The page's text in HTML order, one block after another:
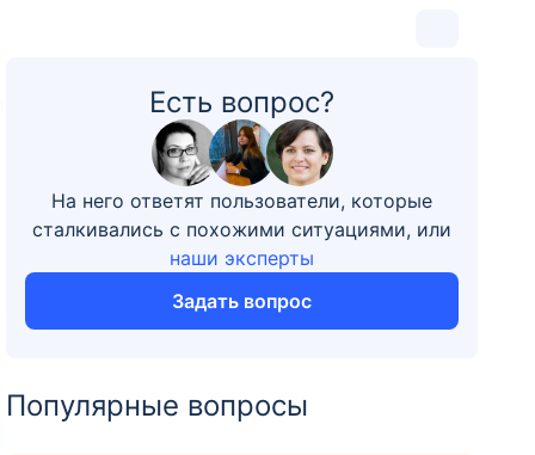
Есть вопрос?
На него ответят пользователи, которые
сталкивались с похожими ситуациями, или
наши эксперты
Задать вопрос
Популярные вопросы